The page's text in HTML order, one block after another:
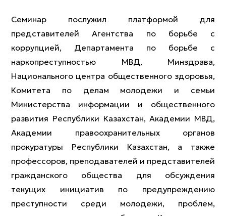
Семинар послужил платформой для
представителей Агентства по борьбе с
коррупцией, Департамента по борьбе с
наркопреступностью МВД, Минздрава,
Национального центра общественного здоровья,
Комитета по делам молодежи и семьи
Министерства информации и общественного
развития Республики Казахстан, Академии МВД,
Академии правоохранительных органов
прокуратуры Республики Казахстан, а также
профессоров, преподавателей и представителей
гражданского общества для обсуждения
текущих инициатив по предупреждению
преступности среди молодежи, проблем,